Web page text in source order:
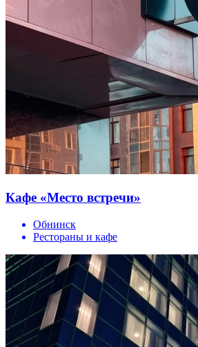
Кафе «Место встречи»
Обнинск
Рестораны и кафе